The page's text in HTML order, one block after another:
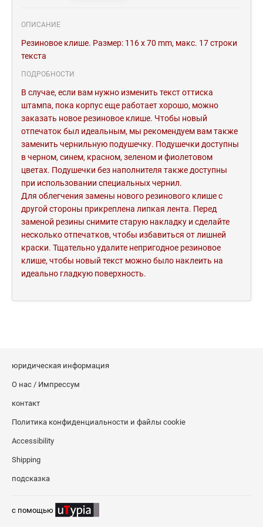
ОПИСАНИЕ
Резиновое клише. Размер: 116 x 70 mm, макс. 17 строки
текста
ПОДРОБНОСТИ
В случае, если вам нужно изменить текст оттиска
штампа, пока корпус еще работает хорошо, можно
заказать новое резиновое клише. Чтобы новый
отпечаток был идеальным, мы рекомендуем вам также
заменить чернильную подушечку. Подушечки доступны
в черном, синем, красном, зеленом и фиолетовом
цветах. Подушечки без наполнителя также доступны
при использовании специальных чернил.
Для облегчения замены нового резинового клише с
другой стороны прикреплена липкая лента. Перед
заменой резины снимите старую накладку и сделайте
несколько отпечатков, чтобы избавиться от лишней
краски. Тщательно удалите непригодное резиновое
клише, чтобы новый текст можно было наклеить на
идеально гладкую поверхность.
юридическая информация
О нас / Импрессум
контакт
Политика конфиденциальности и файлы cookie
Accessibility
Shipping
подсказка
c помощью